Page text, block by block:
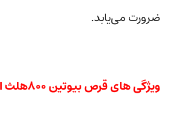
ضرورت می‌یابد.
ویژگی های قرص بیوتین ۸۰۰هلث اید